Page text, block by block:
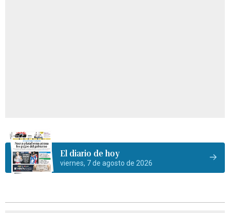
El diario de hoy
viernes, 7 de agosto de 2026